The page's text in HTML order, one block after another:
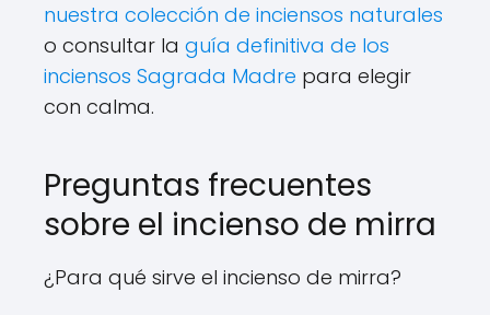
nuestra colección de inciensos naturales
o consultar la guía definitiva de los
inciensos Sagrada Madre para elegir
con calma.
Preguntas frecuentes
sobre el incienso de mirra
¿Para qué sirve el incienso de mirra?